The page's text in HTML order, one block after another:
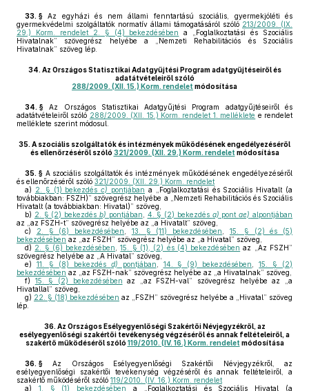
33. § Az egyházi és nem állami fenntartású szociális, gyermekjóléti és
gyermekvédelmi szolgáltatók normatív állami támogatásáról szóló 213/2009. (IX.
29.) Korm. rendelet 2. § (4) bekezdésében
a „Foglalkoztatási és Szociális
Hivatalnak” szövegrész helyébe a „Nemzeti Rehabilitációs és Szociális
Hivatalnak” szöveg lép.
34. Az Országos Statisztikai Adatgyűjtési Program adatgyűjtéseiről és
adatátvételeiről szóló
288/2009. (XII. 15.) Korm. rendelet módosítása
34. § Az Országos Statisztikai Adatgyűjtési Program adatgyűjtéseiről és
adatátvételeiről szóló 288/2009. (XII. 15.) Korm. rendelet 1. melléklete e rendelet
melléklete szerint módosul.
35. A szociális szolgáltatók és intézmények működésének engedélyezéséről
és ellenőrzéséről szóló 321/2009. (XII. 29.) Korm. rendelet módosítása
35. § A szociális szolgáltatók és intézmények működésének engedélyezéséről
és ellenőrzéséről szóló 321/2009. (XII. 29.) Korm. rendelet
a) 2. § (1) bekezdésc) pontjában a „Foglalkoztatási és Szociális Hivatalt (a
továbbiakban: FSZH)” szövegrész helyébe a „Nemzeti Rehabilitációs és Szociális
Hivatalt (a továbbiakban: Hivatal)” szöveg,
b) 2. § (2) bekezdés b) pontjában 4. § (2) bekezdés a) pontae) alpontjában
az „az FSZH-t” szövegrész helyébe az „a Hivatalt” szöveg,
c)
2. § (6) bekezdésében 13. § (11) bekezdésében
15. § (2) és (5)
bekezdésében az „az FSZH” szövegrész helyébe az „a Hivatal” szöveg,
d) 2. § (6) bekezdésében ,15. § (1), (2) és (4) bekezdésében az „Az FSZH”
szövegrész helyébe az „A Hivatal” szöveg,
e)
11. § (8) bekezdés d) pontjában 14. § (9) bekezdésében ,15. § (2)
bekezdésében az „az FSZH-nak” szövegrész helyébe az „a Hivatalnak” szöveg,
f)
15. § (2) bekezdésében az „az FSZH-val” szövegrész helyébe az „a
Hivatallal” szöveg,
g) 22. § (18) bekezdésében az „FSZH” szövegrész helyébe a „Hivatal” szöveg
lép.
36. Az Országos Esélyegyenlőségi Szakértői Névjegyzékről, az
esélyegyenlőségi szakértői tevékenység végzéséről és annak feltételeiről, a
szakértő működéséről szóló 119/2010. (IV. 16.) Korm. rendelet módosítása
36. § Az Országos Esélyegyenlőségi Szakértői Névjegyzékről, az
esélyegyenlőségi szakértői tevékenység végzéséről és annak feltételeiről, a
szakértő működéséről szóló 119/2010. (IV. 16.) Korm. rendelet
a)
1. § (1) bekezdésében
a „Foglalkoztatási és Szociális Hivatal (a